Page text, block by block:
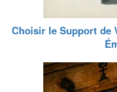
Choisir le Support de